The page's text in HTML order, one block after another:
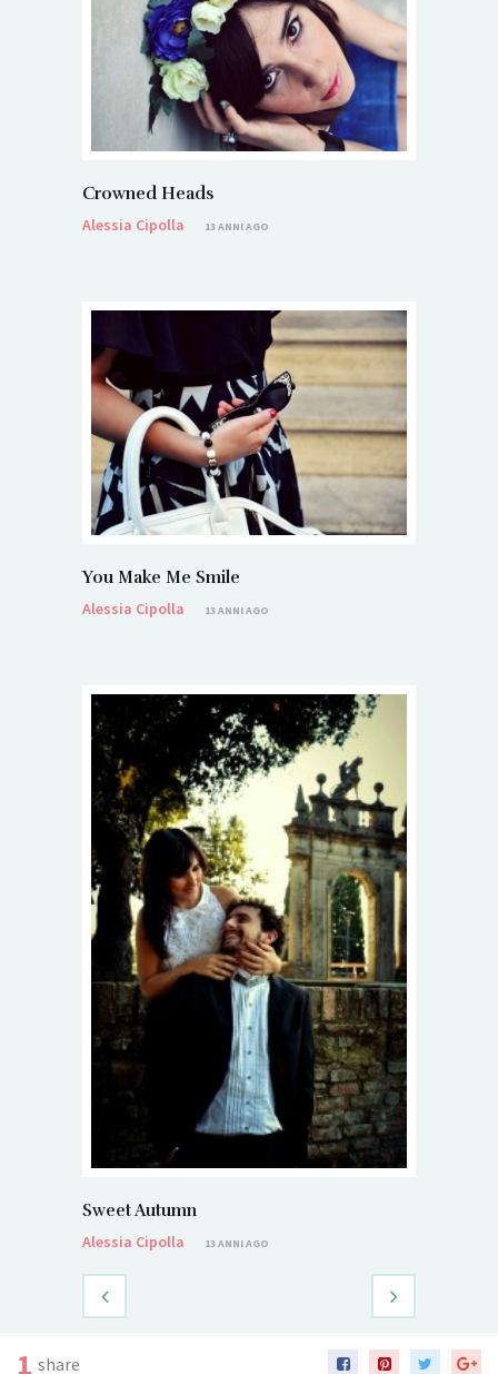
Crowned Heads
Alessia Cipolla
13 ANNI AGO
You Make Me Smile
Alessia Cipolla
13 ANNI AGO
Sweet Autumn
Alessia Cipolla
13 ANNI AGO
1 share